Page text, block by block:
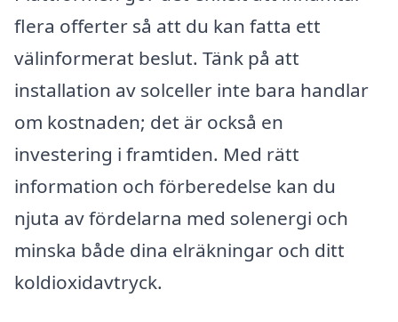
flera offerter så att du kan fatta ett
välinformerat beslut. Tänk på att
installation av solceller inte bara handlar
om kostnaden; det är också en
investering i framtiden. Med rätt
information och förberedelse kan du
njuta av fördelarna med solenergi och
minska både dina elräkningar och ditt
koldioxidavtryck.